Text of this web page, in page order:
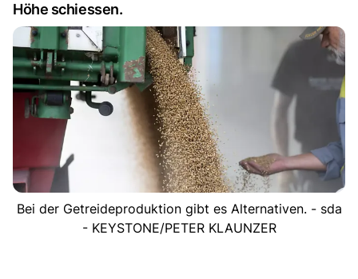
Höhe schiessen.
Bei der Getreideproduktion gibt es Alternativen. - sda
- KEYSTONE/PETER KLAUNZER